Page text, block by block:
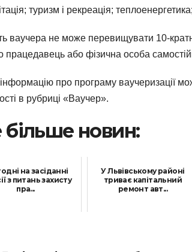
туризм і рекреація;
ваучера не може перевищувати 10-
працедавець або фізична особа
про програму ваучеризації
в рубриці «Ваучер».
новин:
на засіданні
з питань захисту
пра...
У Львівському районі
триває капітальний
ремонт авт...